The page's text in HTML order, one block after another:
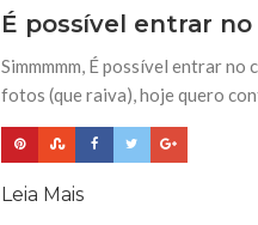
É possível entrar
Simmmmm, É possível entrar
fotos (que raiva), hoje quero
Leia Mais